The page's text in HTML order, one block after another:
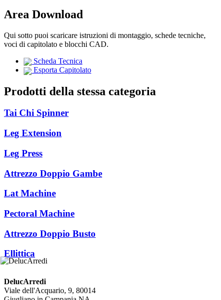
Area Download
Qui sotto puoi scaricare istruzioni di montaggio, schede tecniche,
voci di capitolato e blocchi CAD.
Scheda Tecnica
Esporta Capitolato
Prodotti della stessa categoria
Tai Chi Spinner
Leg Extension
Leg Press
Attrezzo Doppio Gambe
Lat Machine
Pectoral Machine
Attrezzo Doppio Busto
Ellittica
DelucArredi
Viale dell'Acquario, 9, 80014